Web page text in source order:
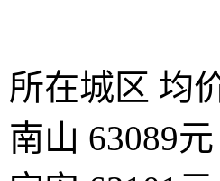
所在城区 均
南山 63089元